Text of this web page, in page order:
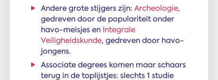
Andere grote stijgers zijn: Archeologie,
gedreven door de populariteit onder
havo-meisjes en Integrale
Veiligheidskunde, gedreven door havo-
jongens.
Associate degrees komen maar schaars
terug in de toplijstjes: slechts 1 studie